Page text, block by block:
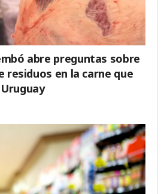
abre preguntas sobre
residuos en la carne que